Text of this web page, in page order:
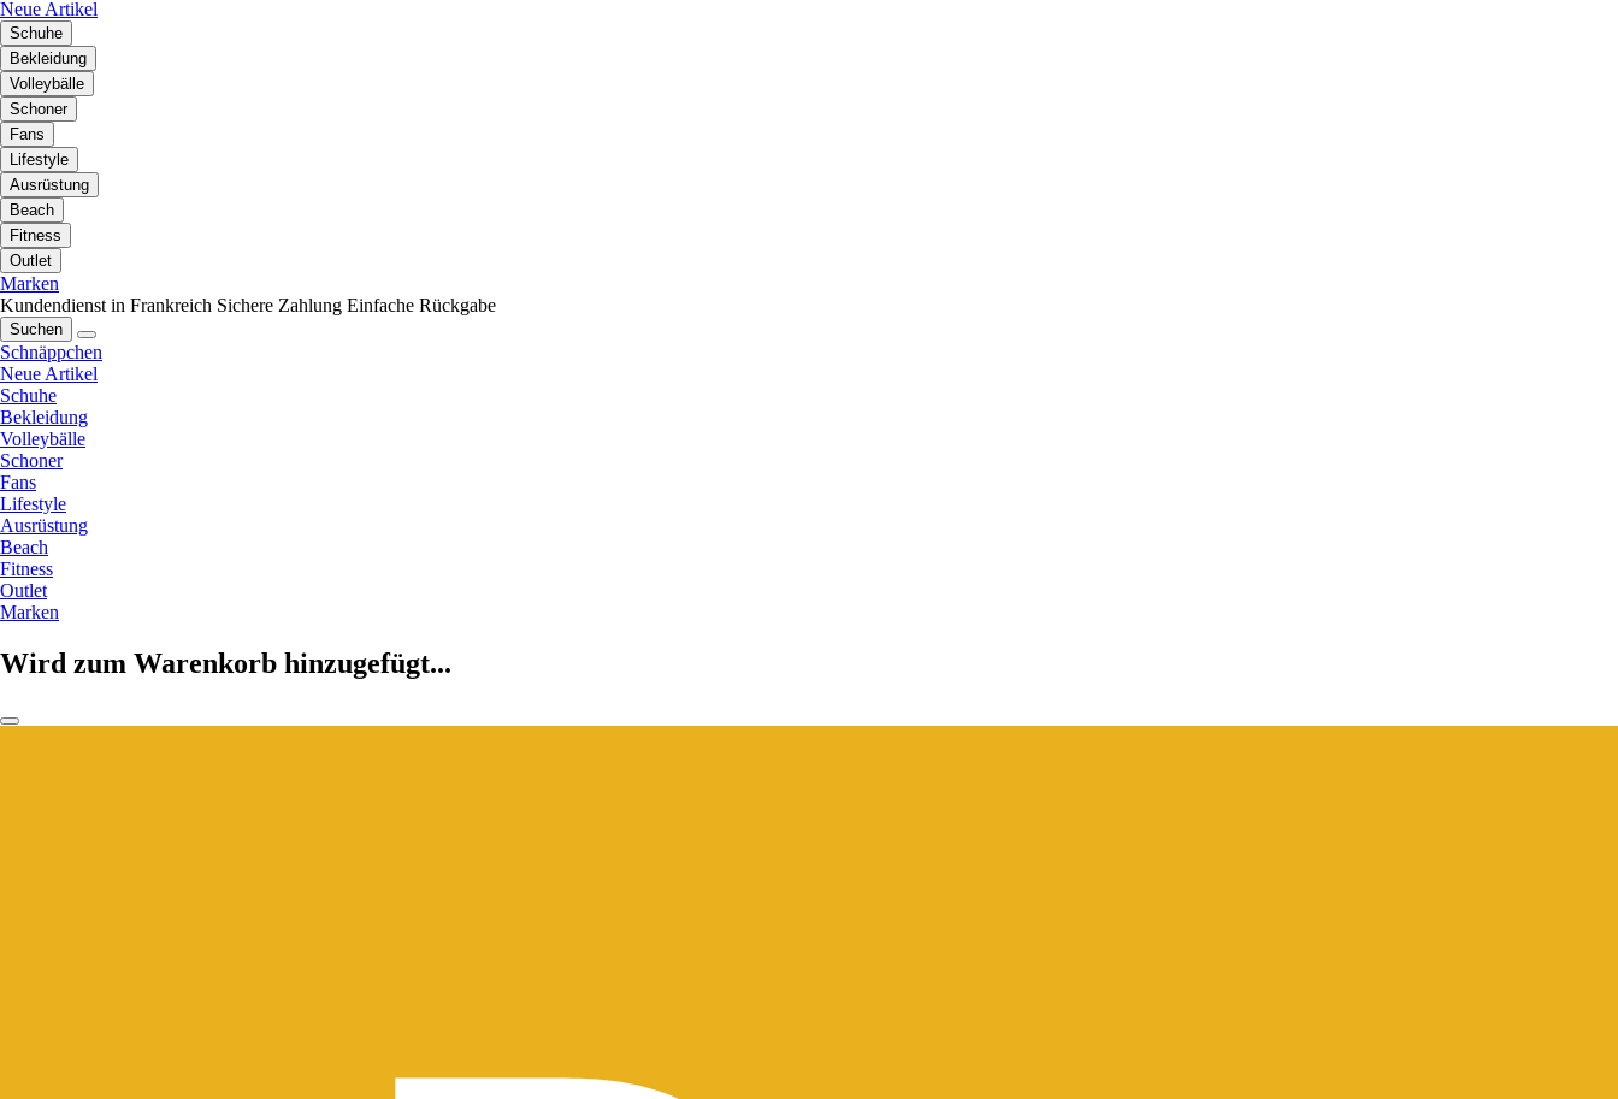
Neue Artikel
Schuhe
Bekleidung
Volleybälle
Schoner
Fans
Lifestyle
Ausrüstung
Beach
Fitness
Outlet
Marken
Kundendienst in Frankreich Sichere Zahlung Einfache Rückgabe
Suchen
Schnäppchen
Neue Artikel
Schuhe
Bekleidung
Volleybälle
Schoner
Fans
Lifestyle
Ausrüstung
Beach
Fitness
Outlet
Marken
Wird zum Warenkorb hinzugefügt...